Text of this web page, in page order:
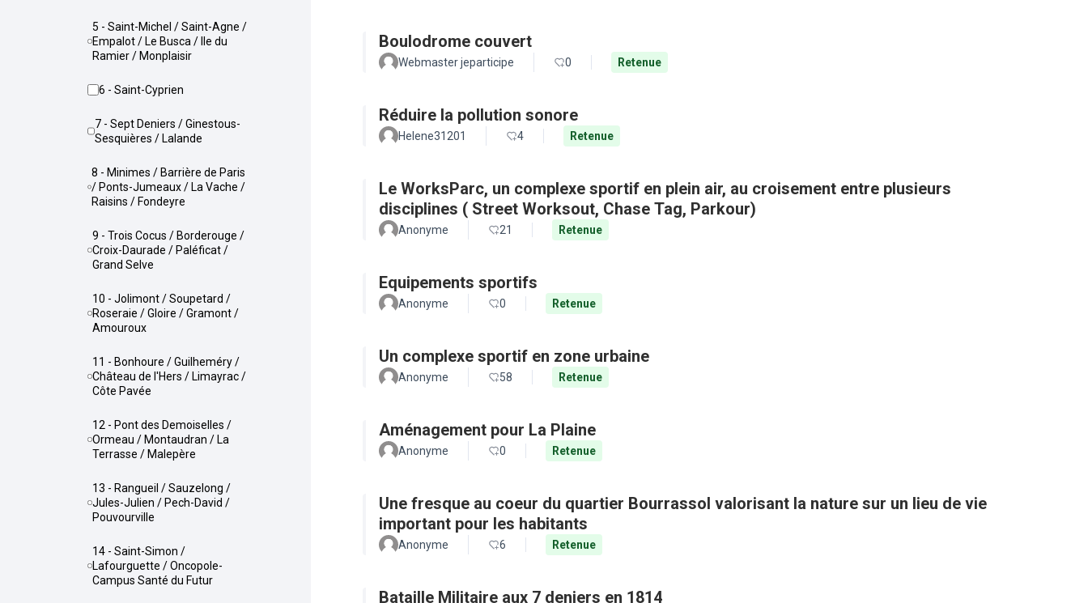
5 - Saint-Michel / Saint-Agne /
Empalot / Le Busca / Ile du
Ramier / Monplaisir
6 - Saint-Cyprien
7 - Sept Deniers / Ginestous-
Sesquières / Lalande
8 - Minimes / Barrière de Paris
/ Ponts-Jumeaux / La Vache /
Raisins / Fondeyre
9 - Trois Cocus / Borderouge /
Croix-Daurade / Paléficat /
Grand Selve
10 - Jolimont / Soupetard /
Roseraie / Gloire / Gramont /
Amouroux
11 - Bonhoure / Guilheméry /
Château de l'Hers / Limayrac /
Côte Pavée
12 - Pont des Demoiselles /
Ormeau / Montaudran / La
Terrasse / Malepère
13 - Rangueil / Sauzelong /
Jules-Julien / Pech-David /
Pouvourville
14 - Saint-Simon /
Lafourguette / Oncopole-
Campus Santé du Futur
Boulodrome couvert
Webmaster jeparticipe 0 Retenue
Réduire la pollution sonore
Helene31201 4 Retenue
Le WorksParc, un complexe sportif en plein air, au croisement entre plusieurs
disciplines ( Street Worksout, Chase Tag, Parkour)
Anonyme 21 Retenue
Equipements sportifs
Anonyme 0 Retenue
Un complexe sportif en zone urbaine
Anonyme 58 Retenue
Aménagement pour La Plaine
Anonyme 0 Retenue
Une fresque au coeur du quartier Bourrassol valorisant la nature sur un lieu de vie
important pour les habitants
Anonyme 6 Retenue
Bataille Militaire aux 7 deniers en 1814